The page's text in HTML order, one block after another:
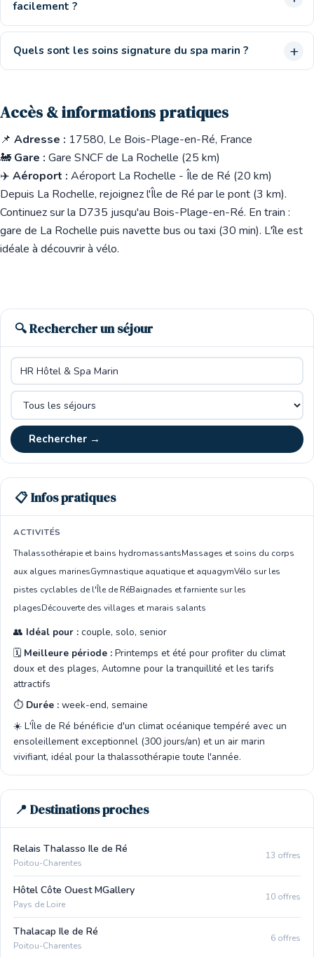
facilement ?
Quels sont les soins signature du spa marin ?
Accès & informations pratiques
📌 Adresse : 17580, Le Bois-Plage-en-Ré, France
🚂 Gare : Gare SNCF de La Rochelle (25 km)
✈️ Aéroport : Aéroport La Rochelle - Île de Ré (20 km)
Depuis La Rochelle, rejoignez l'Île de Ré par le pont (3 km).
Continuez sur la D735 jusqu'au Bois-Plage-en-Ré. En train :
gare de La Rochelle puis navette bus ou taxi (30 min). L'île est
idéale à découvrir à vélo.
🔍 Rechercher un séjour
Rechercher →
📋 Infos pratiques
ACTIVITÉS
Thalassothérapie et bains hydromassantsMassages et soins du corps
aux algues marinesGymnastique aquatique et aquagymVélo sur les
pistes cyclables de l'Île de RéBaignades et farniente sur les
plagesDécouverte des villages et marais salants
👥 Idéal pour : couple, solo, senior
🗓️ Meilleure période : Printemps et été pour profiter du climat
doux et des plages, Automne pour la tranquillité et les tarifs
attractifs
⏱️ Durée : week-end, semaine
☀️ L'Île de Ré bénéficie d'un climat océanique tempéré avec un
ensoleillement exceptionnel (300 jours/an) et un air marin
vivifiant, idéal pour la thalassothérapie toute l'année.
📍 Destinations proches
Relais Thalasso Ile de Ré
Poitou-Charentes
13 offres
Hôtel Côte Ouest MGallery
Pays de Loire
10 offres
Thalacap Ile de Ré
Poitou-Charentes
6 offres